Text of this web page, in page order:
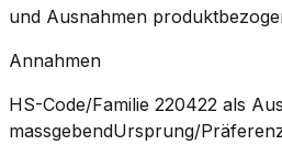
und Ausnahmen
Annahmen
HS-Code/Familie 220422 als
massgebendUrsprung/